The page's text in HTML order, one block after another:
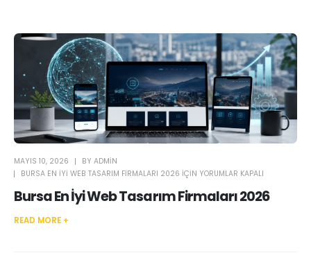
MAYIS 10, 2026 BY ADMIN
BURSA EN İYI WEB TASARIM FIRMALARI 2026 IÇIN YORUMLAR KAPALI
Bursa En İyi Web Tasarım Firmaları 2026
READ MORE +